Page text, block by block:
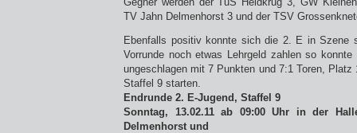
TV Jahn Delmenhorst 3 und der TSV
Ebenfalls positiv konnte sich die 2. E in Szene
Vorrunde noch etwas Lehrgeld zahlen so
ungeschlagen mit 7 Punkten und 7:1 Toren, Platz
Staffel 9 starten.
Endrunde 2. E-Jugend, Staffel 9
Sonntag, 13.02.11 ab 09:00 Uhr in der
Delmenhorst und